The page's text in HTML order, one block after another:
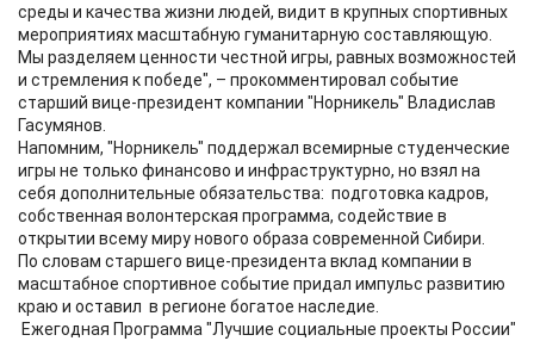
среды и качества жизни людей, видит в крупных спортивных
мероприятиях масштабную гуманитарную составляющую.
Мы разделяем ценности честной игры, равных возможностей
и стремления к победе", – прокомментировал событие
старший вице-президент компании "Норникель" Владислав
Гасумянов.
Напомним, "Норникель" поддержал всемирные студенческие
игры не только финансово и инфраструктурно, но взял на
себя дополнительные обязательства: подготовка кадров,
собственная волонтерская программа, содействие в
открытии всему миру нового образа современной Сибири.
По словам старшего вице-президента вклад компании в
масштабное спортивное событие придал импульс развитию
краю и оставил в регионе богатое наследие.
Ежегодная Программа "Лучшие социальные проекты России"